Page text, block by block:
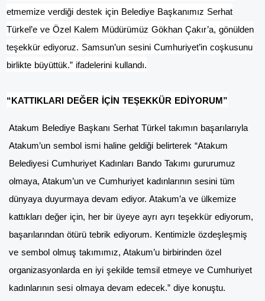
etmemize verdiği destek için Belediye Başkanımız Serhat
Türkel’e ve Özel Kalem Müdürümüz Gökhan Çakır’a, gönülden
teşekkür ediyoruz. Samsun’un sesini Cumhuriyet’in coşkusunu
birlikte büyüttük.” ifadelerini kullandı.
“KATTIKLARI DEĞER İÇİN TEŞEKKÜR EDİYORUM”
Atakum Belediye Başkanı Serhat Türkel takımın başarılarıyla
Atakum’un sembol ismi haline geldiği belirterek “Atakum
Belediyesi Cumhuriyet Kadınları Bando Takımı gururumuz
olmaya, Atakum’un ve Cumhuriyet kadınlarının sesini tüm
dünyaya duyurmaya devam ediyor. Atakum’a ve ülkemize
kattıkları değer için, her bir üyeye ayrı ayrı teşekkür ediyorum,
başarılarından ötürü tebrik ediyorum. Kentimizle özdeşleşmiş
ve sembol olmuş takımımız, Atakum’u birbirinden özel
organizasyonlarda en iyi şekilde temsil etmeye ve Cumhuriyet
kadınlarının sesi olmaya devam edecek.” diye konuştu.